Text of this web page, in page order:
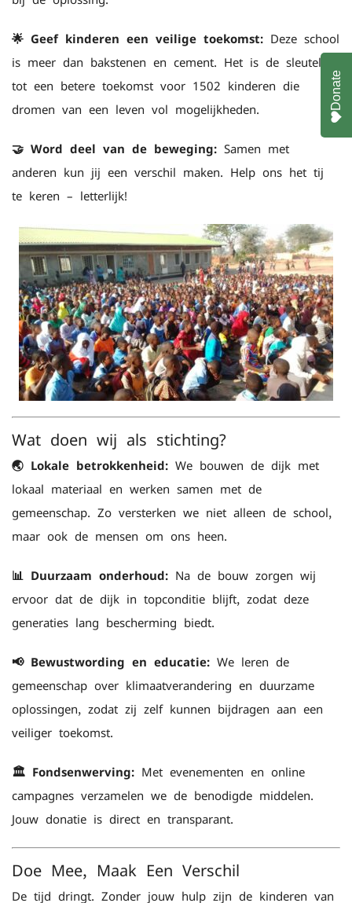
🌟 Geef kinderen een veilige toekomst:Deze school
is meer dan bakstenen en cement. Het is de sleutel
tot een betere toekomst voor 1502 kinderen die
dromen van een leven vol mogelijkheden.
🤝 Word deel van de beweging:Samen met
anderen kun jij een verschil maken. Help ons het tij
te keren – letterlijk!
Wat doen wij als stichting?
🌏 Lokale betrokkenheid:We bouwen de dijk met
lokaal materiaal en werken samen met de
gemeenschap. Zo versterken we niet alleen de school,
maar ook de mensen om ons heen.
📊 Duurzaam onderhoud:Na de bouw zorgen wij
ervoor dat de dijk in topconditie blijft, zodat deze
generaties lang bescherming biedt.
📢 Bewustwording en educatie:We leren de
gemeenschap over klimaatverandering en duurzame
oplossingen, zodat zij zelf kunnen bijdragen aan een
veiliger toekomst.
🏛️ Fondsenwerving:Met evenementen en online
campagnes verzamelen we de benodigde middelen.
Jouw donatie is direct en transparant.
Doe Mee, Maak Een Verschil
De tijd dringt. Zonder jouw hulp zijn de kinderen van
Donate